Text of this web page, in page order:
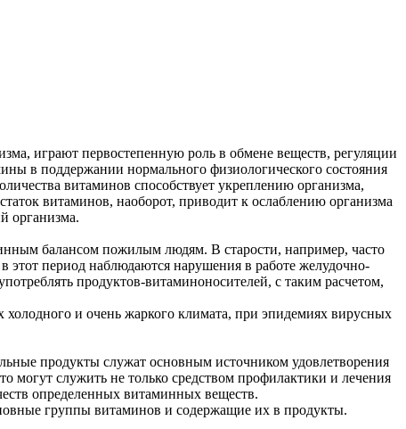
играют первостепенную роль в обмене веществ, регуляции
в поддержании нормального физиологического состояния
витаминов способствует укреплению организма,
витаминов, наоборот, приводит к ослаблению организма
организма.
балансом пожилым людям. В старости, например, часто
этот период наблюдаются нарушения в работе желудочно-
продуктов-витаминоносителей, с таким расчетом,
и очень жаркого климата, при эпидемиях вирусных
продукты служат основным источником удовлетворения
служить не только средством профилактики и лечения
определенных витаминных веществ.
группы витаминов и содержащие их в продукты.